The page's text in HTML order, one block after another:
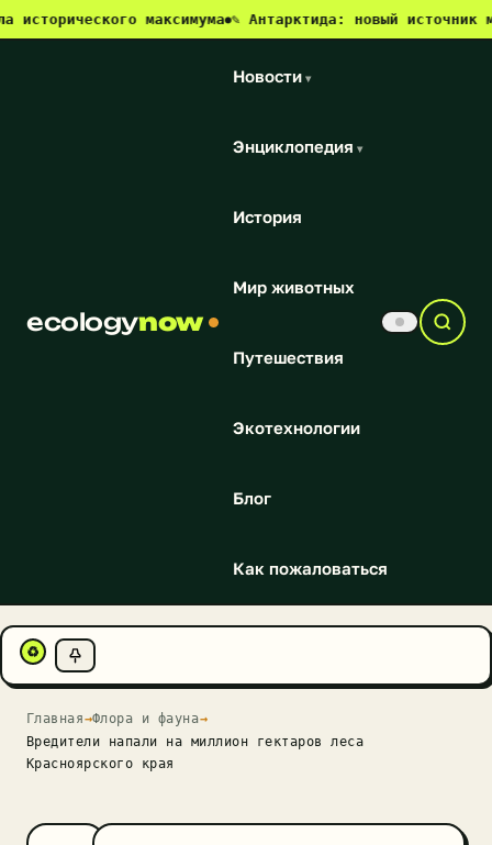
максимума●✎ Антарктида: новый источник метана
ecologynow
Новости ▾
Энциклопедия ▾
История
Мир животных
Путешествия
Экотехнологии
Блог
Как пожаловаться
♻
Главная→Флора и фауна→
Вредители напали на миллион гектаров леса
Красноярского края